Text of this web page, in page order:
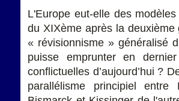
L'Europe eut-elle des
du XIXème après la
« révisionnisme » généralisé
puisse emprunter en
conflictuelles d’aujourd’hui ?
parallélisme principiel